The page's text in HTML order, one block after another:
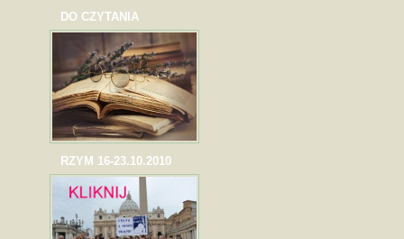
DO CZYTANIA
RZYM 16-23.10.2010